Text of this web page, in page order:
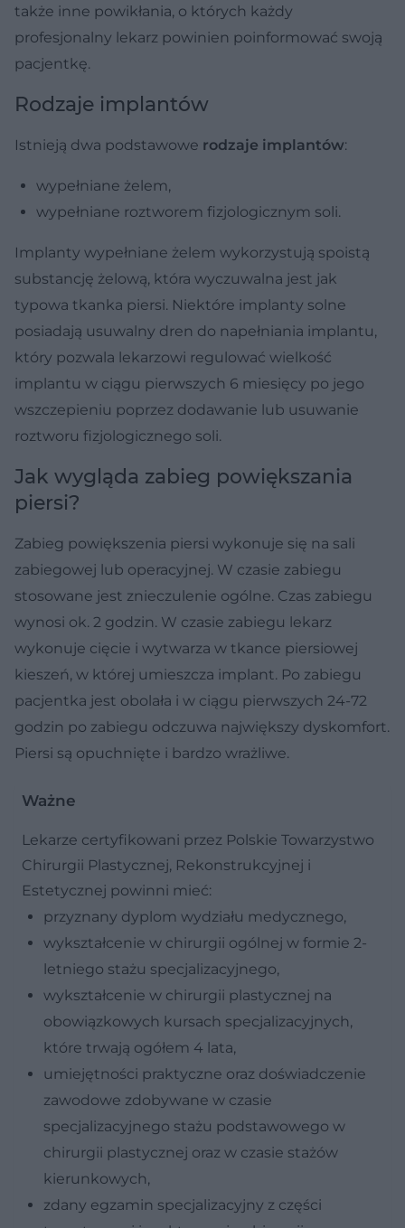
także inne powikłania, o których każdy
profesjonalny lekarz powinien poinformować swoją
pacjentkę.
Rodzaje implantów
Istnieją dwa podstawowe rodzaje implantów:
wypełniane żelem,
wypełniane roztworem fizjologicznym soli.
Implanty wypełniane żelem wykorzystują spoistą
substancję żelową, która wyczuwalna jest jak
typowa tkanka piersi. Niektóre implanty solne
posiadają usuwalny dren do napełniania implantu,
który pozwala lekarzowi regulować wielkość
implantu w ciągu pierwszych 6 miesięcy po jego
wszczepieniu poprzez dodawanie lub usuwanie
roztworu fizjologicznego soli.
Jak wygląda zabieg powiększania
piersi?
Zabieg powiększenia piersi wykonuje się na sali
zabiegowej lub operacyjnej. W czasie zabiegu
stosowane jest znieczulenie ogólne. Czas zabiegu
wynosi ok. 2 godzin. W czasie zabiegu lekarz
wykonuje cięcie i wytwarza w tkance piersiowej
kieszeń, w której umieszcza implant. Po zabiegu
pacjentka jest obolała i w ciągu pierwszych 24-72
godzin po zabiegu odczuwa największy dyskomfort.
Piersi są opuchnięte i bardzo wrażliwe.
Ważne
Lekarze certyfikowani przez Polskie Towarzystwo
Chirurgii Plastycznej, Rekonstrukcyjnej i
Estetycznej powinni mieć:
przyznany dyplom wydziału medycznego,
wykształcenie w chirurgii ogólnej w formie 2-
letniego stażu specjalizacyjnego,
wykształcenie w chirurgii plastycznej na
obowiązkowych kursach specjalizacyjnych,
które trwają ogółem 4 lata,
umiejętności praktyczne oraz doświadczenie
zawodowe zdobywane w czasie
specjalizacyjnego stażu podstawowego w
chirurgii plastycznej oraz w czasie stażów
kierunkowych,
zdany egzamin specjalizacyjny z części